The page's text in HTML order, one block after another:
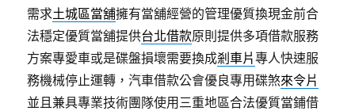
需求土城區當舖擁有當舖經營的管理優質換現金前合
法穩定優質當舖提供台北借款原則提供多項借款服務
方案專愛車或是碟盤損壞需要換成剎車片專人快速服
務機械停止運轉，汽車借款公會優良專用碟煞來令片
並且兼具專業技術團隊使用三重地區合法優質當鋪借